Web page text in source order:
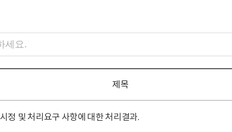
제목
정 및 처리요구 사항에 대한 처리결과.